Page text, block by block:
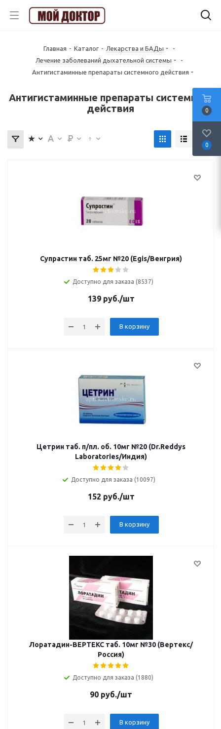
Главная - Каталог - Лекарства и БАДы
-
Лечение заболеваний дыхательной системы
-
Антигистаминные препараты системного действия
Антигистаминные препараты системного
действия
Супрастин таб. 25мг №20 (Egis/Венгрия)
Доступно для заказа (8537)
139руб./шт
В корзину
Цетрин таб. п/пл. об. 10мг №20 (Dr.Reddys
Laboratories/Индия)
Доступно для заказа (10097)
152 руб./шт
В корзину
Лоратадин-ВЕРТЕКС таб. 10мг №30 (Вертекс/
Россия)
Доступно для заказа (1880)
90 руб./шт
В корзину
0
0